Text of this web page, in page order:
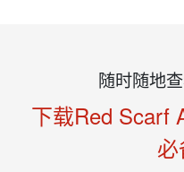
随时随地
下载Red Scarf